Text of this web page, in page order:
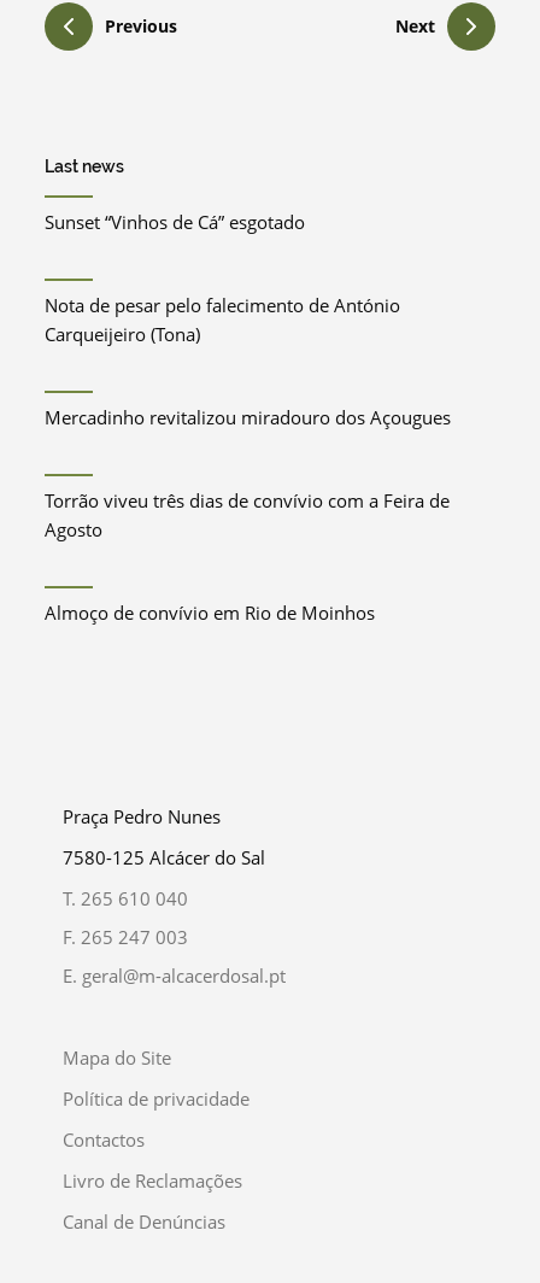
Previous Next
Last news
Sunset “Vinhos de Cá” esgotado
Nota de pesar pelo falecimento de António
Carqueijeiro (Tona)
Mercadinho revitalizou miradouro dos Açougues
Torrão viveu três dias de convívio com a Feira de
Agosto
Almoço de convívio em Rio de Moinhos
Praça Pedro Nunes
7580-125 Alcácer do Sal
T. 265 610 040
F. 265 247 003
E. geral@m-alcacerdosal.pt
Mapa do Site
Política de privacidade
Contactos
Livro de Reclamações
Canal de Denúncias